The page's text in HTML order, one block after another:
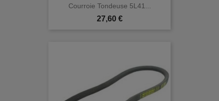
Courroie Tondeuse 5L41...
Prix
27,60 €